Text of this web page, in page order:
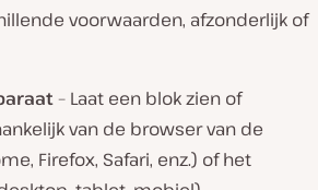
voorwaarden, afzonderlijk of
– Laat een blok zien of
van de browser van de
Firefox, Safari, enz.) of het